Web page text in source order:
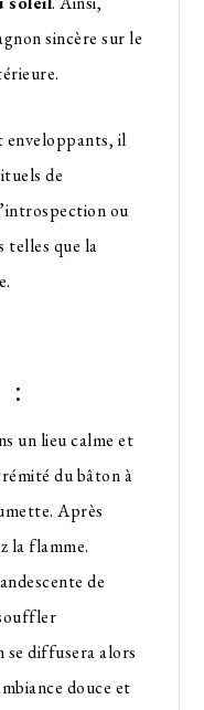
sincère sur le
enveloppants, il
de
ou
telles que la
:
un lieu calme et
du bâton à
Après
la flamme.
de
se diffusera alors
douce et